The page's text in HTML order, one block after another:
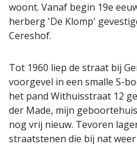
woont. Vanaf begin 19e
herberg 'De Klomp'
Cereshof.
Tot 1960 liep de straat bij
voorgevel in een smalle S-
het pand Withuisstraat 12
der Made, mijn
nog vrij nieuw. Tevoren
straatstenen die bij nat